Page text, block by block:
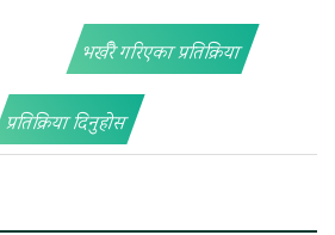
भर्खरै गरिएका प्रतिक्रिया
प्रतिक्रिया दिनुहोस